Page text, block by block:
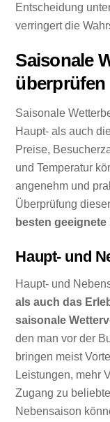
Entscheidung
verringert die
Saisonale
überprüfen
Saisonale
Haupt- als auch
Preise,
und Temperatur
angenehm und
Überprüfung
besten
Haupt- und
Haupt- und
als auch das
saisonale
den man vor der
bringen meist
Leistungen, mehr
Zugang zu
Nebensaison